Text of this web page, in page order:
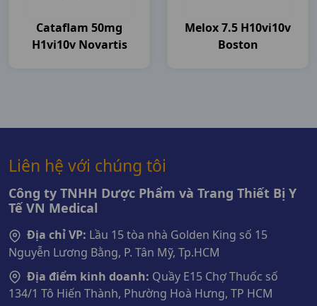
Cataflam 50mg
H1vi10v Novartis
Melox 7.5 H10vi10v
Boston
Liên hệ với chúng tôi
Công ty TNHH Dược Phẩm và Trang Thiết Bị Y
Tế VN Medical
Địa chỉ VP: Lầu 15 tòa nhà Golden King số 15
Nguyễn Lương Bằng, P. Tân Mỹ, Tp.HCM
Địa điểm kinh doanh: Quầy E15 Chợ Thuốc số
134/1 Tô Hiến Thành, Phường Hoà Hưng, TP HCM